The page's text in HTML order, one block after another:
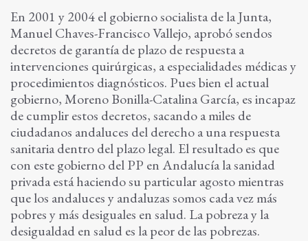
En 2001 y 2004 el gobierno socialista de la Junta,
Manuel Chaves-Francisco Vallejo, aprobó sendos
decretos de garantía de plazo de respuesta a
intervenciones quirúrgicas, a especialidades médicas y
procedimientos diagnósticos. Pues bien el actual
gobierno, Moreno Bonilla-Catalina García, es incapaz
de cumplir estos decretos, sacando a miles de
ciudadanos andaluces del derecho a una respuesta
sanitaria dentro del plazo legal. El resultado es que
con este gobierno del PP en Andalucía la sanidad
privada está haciendo su particular agosto mientras
que los andaluces y andaluzas somos cada vez más
pobres y más desiguales en salud. La pobreza y la
desigualdad en salud es la peor de las pobrezas.